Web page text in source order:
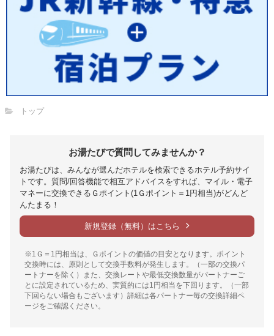
トップ
お湯たびで質問してみませんか？
お湯たびは、みんなが選んだホテルを検索できるホテル予約サイ
トです。質問/回答機能で相互アドバイスをすれば、マイル・電子
マネーに交換できるＧポイント(1Ｇポイント＝1円相当)がどんど
んたまる！
新規登録（無料）はこちら
※1Ｇ＝1円相当は、Ｇポイントの価値の目安となります。ポイント
交換時には、原則として交換手数料が発生します。（一部の交換パ
ートナーを除く）また、交換レートや最低交換数量がパートナーご
とに設定されているため、実質的には1円相当を下回ります。（一部
下回らない場合もございます）詳細は各パートナー毎の交換詳細ペ
ージをご確認ください。